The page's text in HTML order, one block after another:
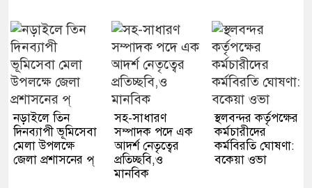
নড়াইলে তিন
দিনব্যাপী ভূমিসেবা
মেলা উপলক্ষে
জেলা প্রশাসনের প্
সহ-সাধারণ
সম্পাদক পদে এক
আদর্শ নেতৃত্বের
প্রতিচ্ছবি,ও
মানবিক
স্থলবন্দর কর্তৃপক্ষের
কর্মচারীদের
কর্মবিরতি ঘোষণা:
বকেয়া ওভা